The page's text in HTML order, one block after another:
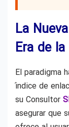
La
Era de
El paradigma
índice de
su Consultor
asegurar que